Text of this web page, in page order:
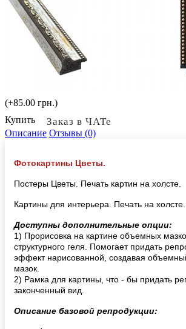
(+85.00 грн.)
Купить
Заказ в ЧАТе
Описание Отзывы (0)
Фотокартины Цветы.
Постеры Цветы. Печать картин на холсте.
Картины для интерьера. Печать на холсте.
Доступны дополнительные опции:
1) Прорисовка на картине объемных
структурного геля. Помогает придать
эффект нарисованной, создавая
мазок.
2) Рамка для картины, что - бы придать
законченный вид.
Описание базовой репродукции: